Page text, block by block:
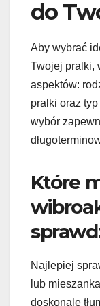
do
Aby wybrać
Twojej pralki,
aspektów:
pralki oraz
wybór
Które
Najlepiej
lub
doskonale